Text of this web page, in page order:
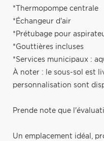
*Thermopompe centrale
*Échangeur d'air
*Prétubage pour
*Gouttières incluses
*Services municipaux :
À noter : le sous-sol est
personnalisation sont
Prende note que
Un emplacement idéal,